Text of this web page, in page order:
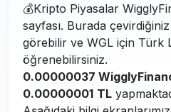
💰Kripto Piyasalar
sayfası. Burada
görebilir ve WGL için Türk
öğrenebilirsiniz.
0.00000037
0.00000001 TL